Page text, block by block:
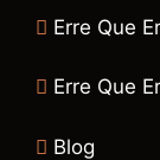
Erre Que
Erre Que
Blog